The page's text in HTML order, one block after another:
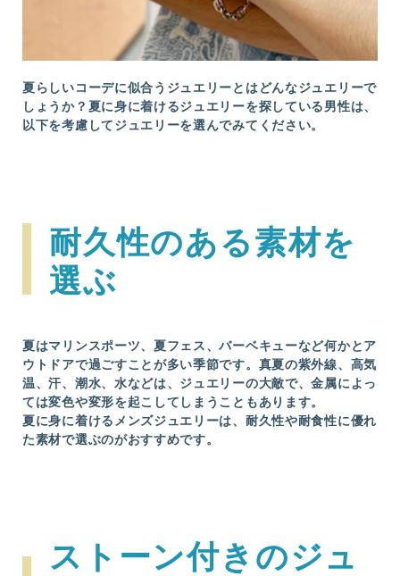
夏らしいコーデに似合うジュエリーとはどんなジュエリーで
しょうか？夏に身に着けるジュエリーを探している男性は、
以下を考慮してジュエリーを選んでみてください。
耐久性のある素材を
選ぶ
夏はマリンスポーツ、夏フェス、バーベキューなど何かとア
ウトドアで過ごすことが多い季節です。真夏の紫外線、高気
温、汗、潮水、水などは、ジュエリーの大敵で、金属によっ
ては変色や変形を起こしてしまうこともあります。
夏に身に着けるメンズジュエリーは、耐久性や耐食性に優れ
た素材で選ぶのがおすすめです。
ストーン付きのジュ